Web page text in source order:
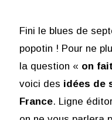
Fini le blues de
popotin ! Pour ne
la question « on
voici des idées de
France. Ligne